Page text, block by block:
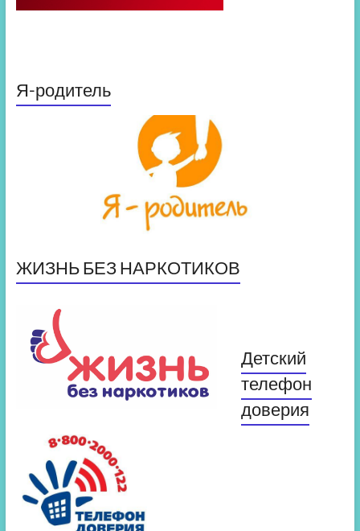
Я-родитель
ЖИЗНЬ БЕЗ НАРКОТИКОВ
Детский
телефон
доверия